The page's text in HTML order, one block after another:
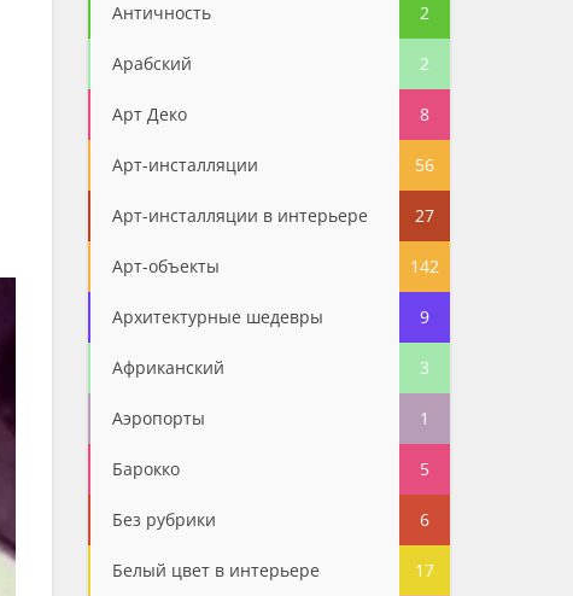
Античность 2
Арабский 2
Арт Деко 8
Арт-инсталляции 56
Арт-инсталляции в интерьере 27
Арт-объекты 142
Архитектурные шедевры 9
Африканский 3
Аэропорты 1
Барокко 5
Без рубрики 6
Белый цвет в интерьере 17